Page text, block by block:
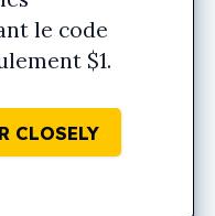
le code
$1.
CLOSELY